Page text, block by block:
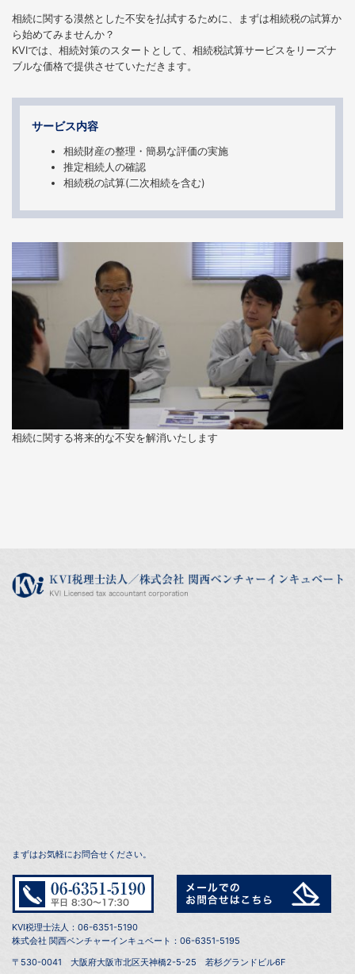
相続に関する漠然とした不安を払拭するために、まずは相続税の試算か
ら始めてみませんか？
KVIでは、相続対策のスタートとして、相続税試算サービスをリーズナ
ブルな価格で提供させていただきます。
サービス内容
相続財産の整理・簡易な評価の実施
推定相続人の確認
相続税の試算(二次相続を含む)
相続に関する将来的な不安を解消いたします
まずはお気軽にお問合せください。
KVI税理士法人：06-6351-5190
株式会社 関西ベンチャーインキュベート：06-6351-5195
〒530-0041 大阪府大阪市北区天神橋2-5-25 若杉グランドビル6F